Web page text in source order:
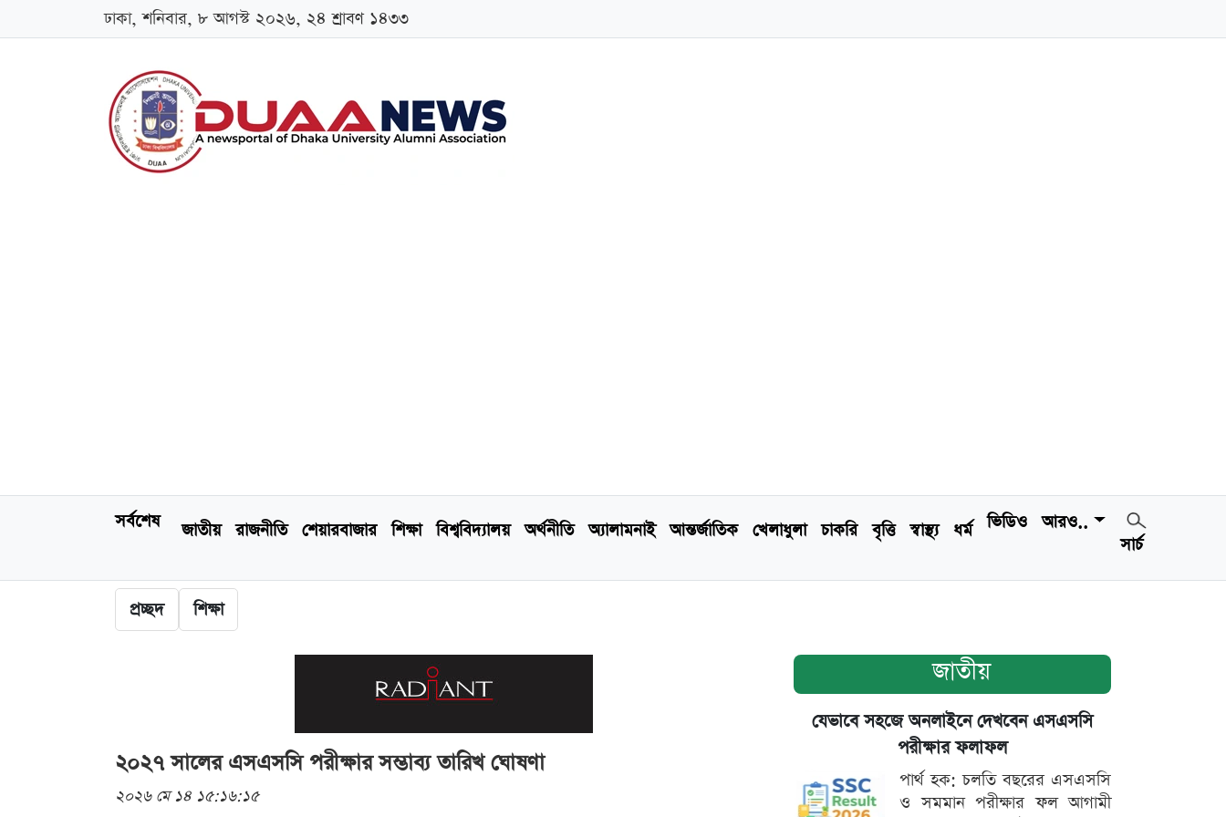
ঢাকা, শনিবার, ৮ আগস্ট ২০২৬, ২৪ শ্রাবণ ১৪৩৩
সর্বশেষ জাতীয় রাজনীতি শেয়ারবাজার শিক্ষা বিশ্ববিদ্যালয় অর্থনীতি অ্যালামনাই আন্তর্জাতিক খেলাধুলা চাকরি বৃত্তি স্বাস্থ্য ধর্ম ভিডিও
আরও..
সার্চ
প্রচ্ছদ শিক্ষা
২০২৭ সালের এসএসসি পরীক্ষার সম্ভাব্য তারিখ ঘোষণা
২০২৬ মে ১৪ ১৫:১৬:১৫
জাতীয়
যেভাবে সহজে অনলাইনে দেখবেন এসএসসি
পরীক্ষার ফলাফল
পার্থ হক: চলতি বছরের এসএসসি
ও সমমান পরীক্ষার ফল আগামী